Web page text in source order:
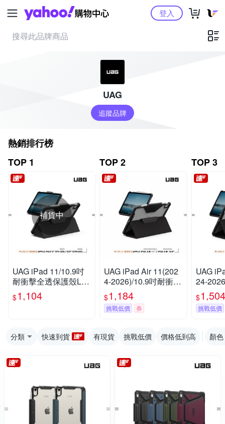
Yahoo購物中心登入
UAG
追蹤品牌
熱銷排行榜
TOP 1
補貨中
UAG iPad 11/10.9吋
耐衝擊全透保護殼LT-
黑
$1,104
TOP 2
UAG iPad Air 11(202
4-2026)/10.9吋耐衝擊
全透保護殼LT-黑
$1,184
挑戰低價 券
TOP 3
UAG
24-
保護殼
$1,504
挑戰低價
分類 快速到貨 有現貨 挑戰低價 價格低到高 顏色